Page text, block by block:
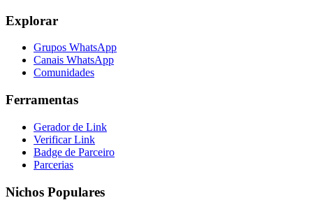
Explorar
Grupos WhatsApp
Canais WhatsApp
Comunidades
Ferramentas
Gerador de Link
Verificar Link
Badge de Parceiro
Parcerias
Nichos Populares